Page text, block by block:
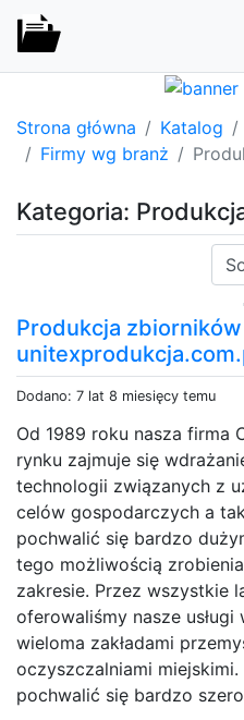
Strona główna Katalog
Firmy wg branż
Kategoria:
Produkcja zbiorników
Dodano: 7 lat 8 miesięcy temu
Od 1989 roku nasza firma
rynku zajmuje się
technologii związanych z
celów gospodarczych a
pochwalić się bardzo
tego możliwością
zakresie. Przez wszystkie
oferowaliśmy nasze usługi
wieloma zakładami
oczyszczalniami
pochwalić się bardzo